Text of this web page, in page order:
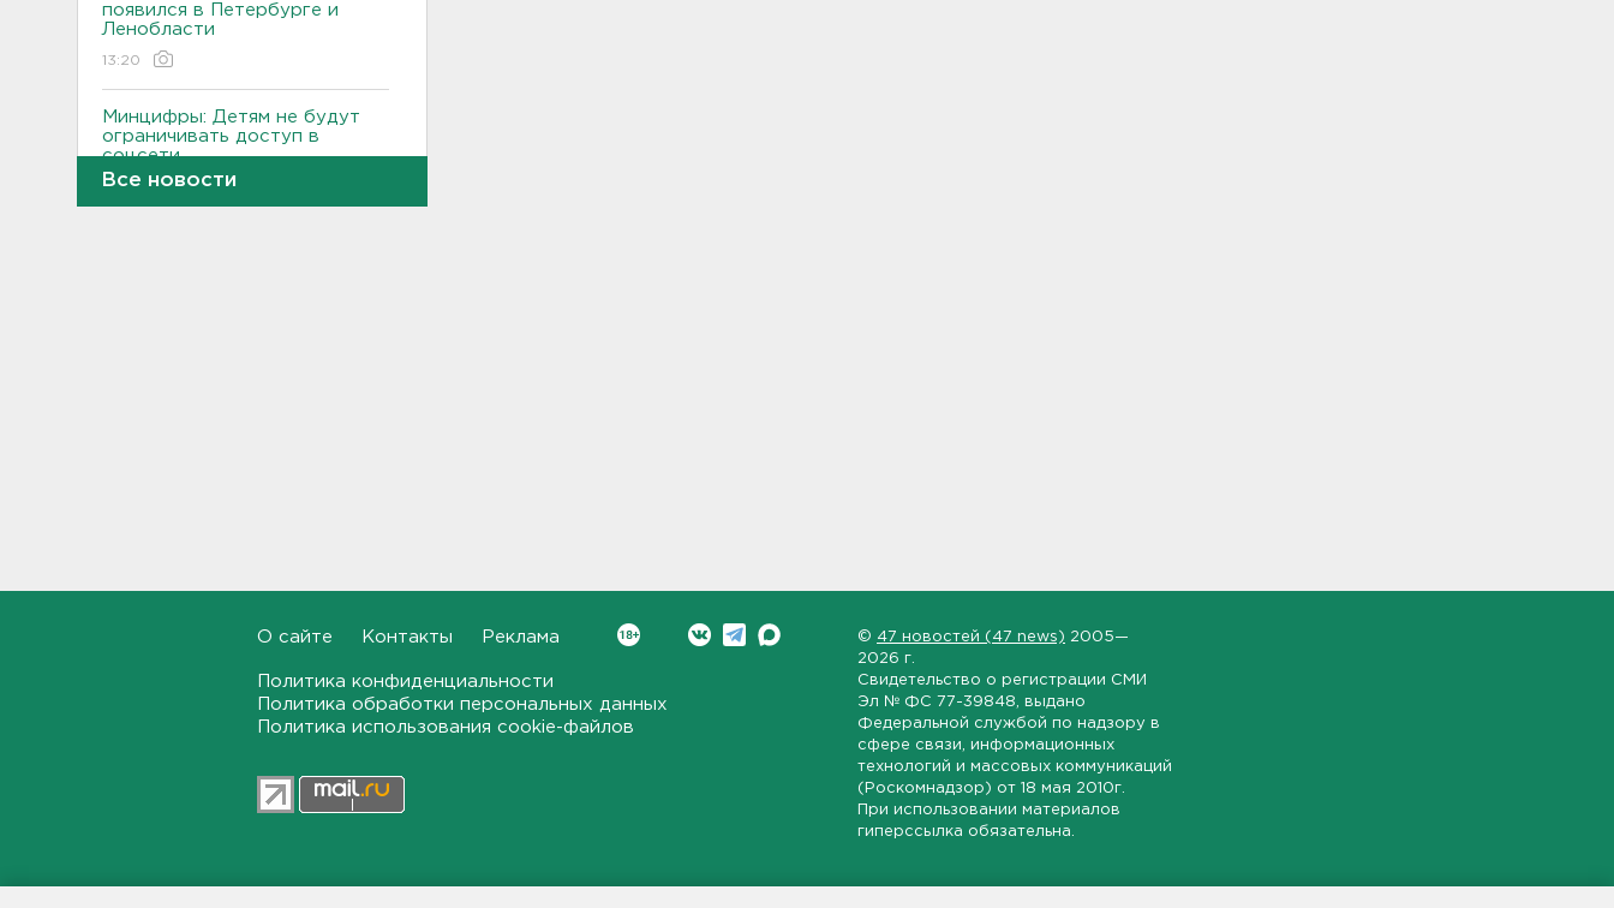
появился в Петербурге и
Ленобласти
13:20
Минцифры: Детям не будут
ограничивать доступ в
соцсети
13:06
В аварии на КАД у Низино
нелегальным товаром
Все новости
О сайте Контакты Реклама
Политика конфиденциальности
Политика обработки персональных данных
Политика использования cookie-файлов
© 47 новостей (47 news) 2005—
2026 г.
Свидетельство о регистрации СМИ
Эл № ФС 77-39848 , выдано
Федеральной службой по надзору в
сфере связи, информационных
технологий и массовых коммуникаций
(Роскомнадзор) от 18 мая 2010г.
При использовании материалов
гиперссылка обязательна.